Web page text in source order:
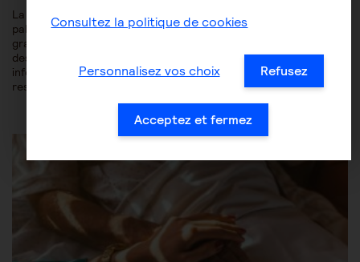
La loi du 26 mai 2026 sur l'accompagnement et les soins
palliatifs ne renforce pas seulement les droits des personnes
gravement malades. Elle prévoit également plusieurs évolutions
destinées à mieux accompagner les proches aidants, à mieux
informer les patients et à garantir que leur volonté soit
respectée tout au long de leur parcours de soins.
Être accompagné au quotidien Les soins
Consultez la politique de cookies
Personnalisez vos choix Refusez
Acceptez et fermez